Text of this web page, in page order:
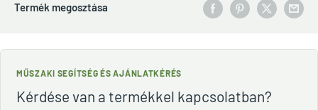
Termék megosztása
MŰSZAKI SEGÍTSÉG ÉS AJÁNLATKÉRÉS
Kérdése van a termékkel kapcsolatban?